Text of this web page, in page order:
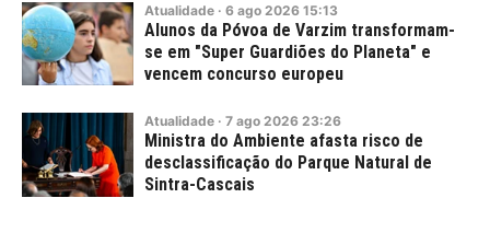
Atualidade · 6 ago 2026 15:13
Alunos da Póvoa de Varzim transformam-
se em "Super Guardiões do Planeta" e
vencem concurso europeu
Atualidade · 7 ago 2026 23:26
Ministra do Ambiente afasta risco de
desclassificação do Parque Natural de
Sintra-Cascais